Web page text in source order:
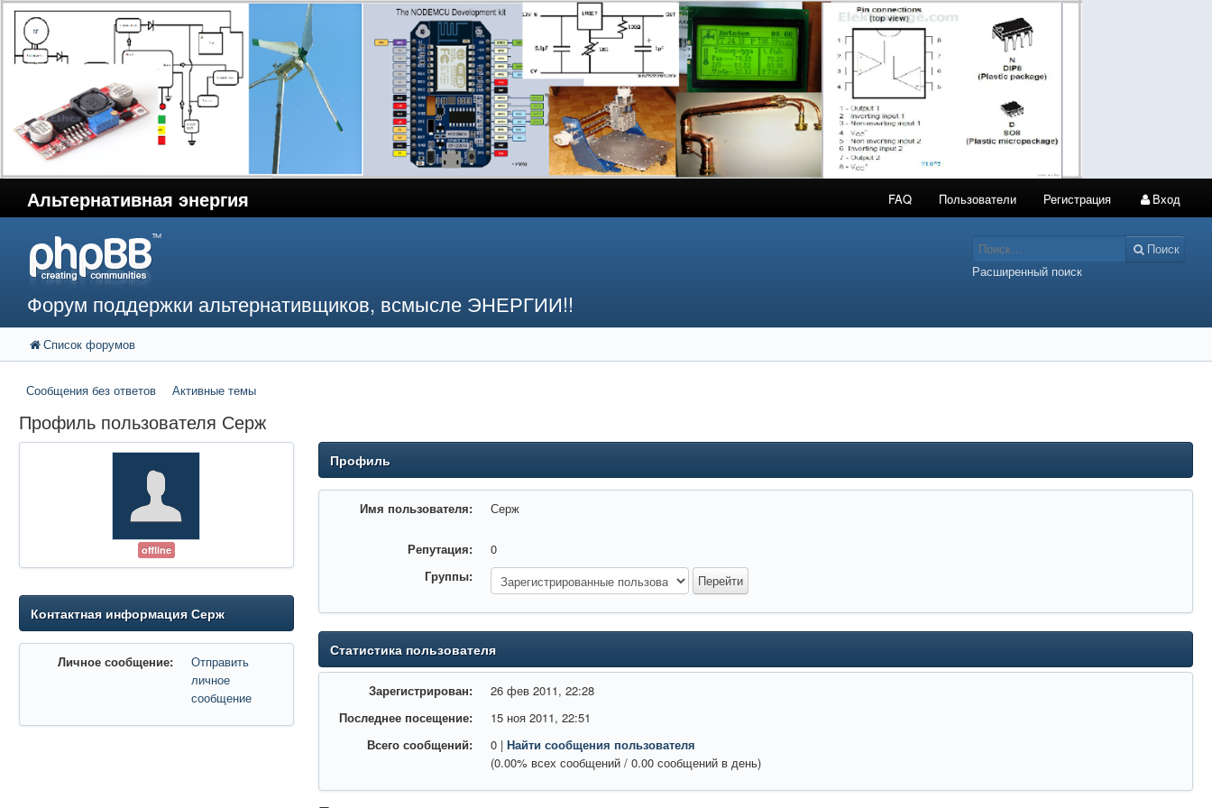
Альтернативная энергия FAQ Пользователи Регистрация Вход
Форум поддержки альтернативщиков, всмысле ЭНЕРГИИ!!
Поиск
Расширенный поиск
Список форумов
Сообщения без ответов Активные темы
Профиль пользователя Серж
offline
Контактная информация Серж
Личное сообщение:
Отправить
личное
сообщение
Профиль
Имя пользователя: Серж
Репутация:
0
Группы:
Статистика пользователя
Зарегистрирован:
26 фев 2011, 22:28
Последнее посещение:
15 ноя 2011, 22:51
Всего сообщений:
0 |Найти сообщения пользователя
(0.00% всех сообщений / 0.00 сообщений в день)